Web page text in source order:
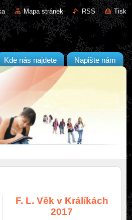
Mapa stránek RSS Tisk
Kde nás najdete Napište nám
F. L. Věk v Králíkách
2017